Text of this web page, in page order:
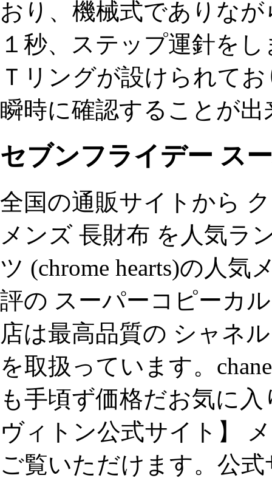
おり、機械式でありな
１秒、ステップ運針を
Ｔリングが設けられて
瞬時に確認することが出
セブンフライデー ス
全国の通販サイトから
メンズ 長財布 を人気ラ
ツ (chrome hearts)の人
評の スーパーコピーカ
店は最高品質の シャネ
を取扱っています。
も手頃ず価格だお気に
ヴィトン公式サイト】
ご覧いただけます。公